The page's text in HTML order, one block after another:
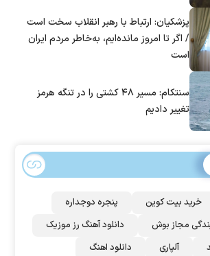
پزشکیان: ارتباط با رهبر انقلاب سخت است
/ اگر تا امروز مانده‌ایم، به‌خاطر مردم ایران
است
سنتکام: مسیر ۴۸ کشتی را در تنگه هرمز
تغییر دادیم
خرید بیت کوین
پنجره دوجداره
مجاز بوش
دانلود آهنگ رز‌ موزیک
آلپاری
دانلود اهنگ